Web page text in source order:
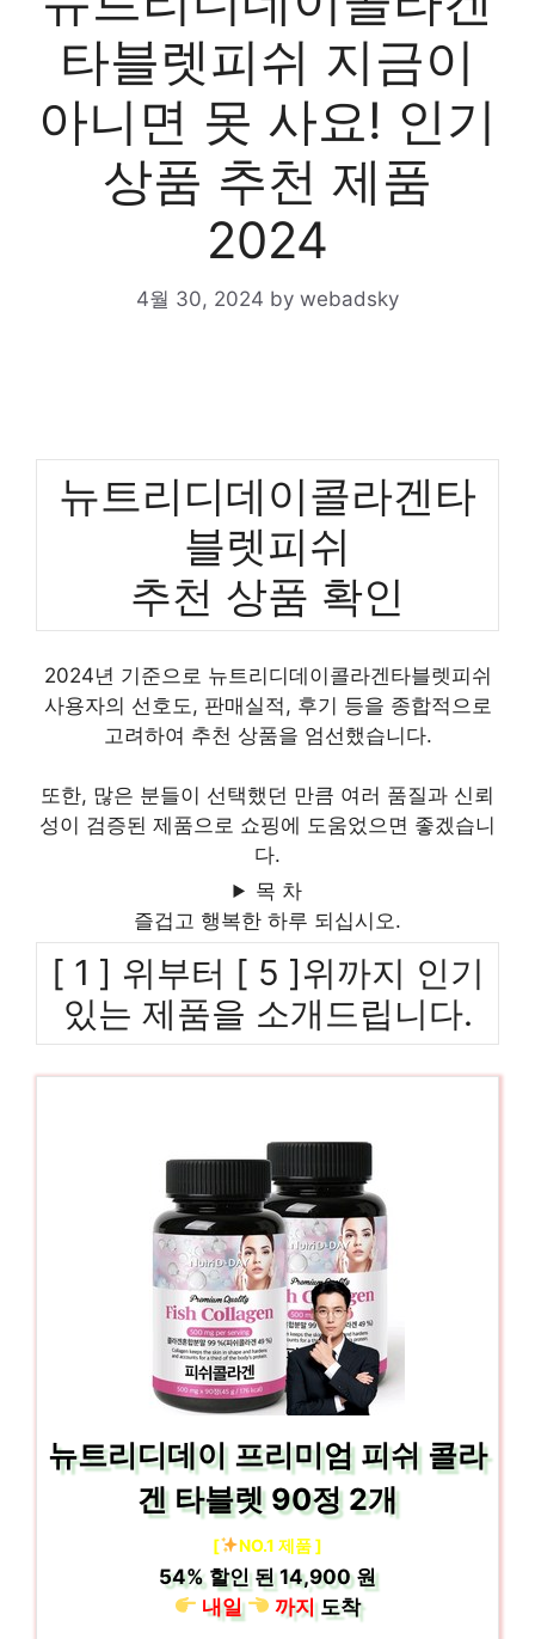
타블렛피쉬 지금이
아니면 못 사요! 인기
상품 추천 제품
2024
4월 30, 2024 by webadsky
뉴트리디데이콜라겐타
블렛피쉬
추천 상품 확인
2024년 기준으로 뉴트리디데이콜라겐타블렛피쉬
사용자의 선호도, 판매실적, 후기 등을 종합적으로
고려하여 추천 상품을 엄선했습니다.
또한, 많은 분들이 선택했던 만큼 여러 품질과 신뢰
성이 검증된 제품으로 쇼핑에 도움었으면 좋겠습니
다.
목 차
즐겁고 행복한 하루 되십시오.
[ 1 ] 위부터 [ 5 ]위까지 인기
있는 제품을 소개드립니다.
뉴트리디데이 프리미엄 피쉬 콜라
겐 타블렛 90정 2개
[ NO.1 제품 ]
54% 할인 된14,900 원
내일
까지도착